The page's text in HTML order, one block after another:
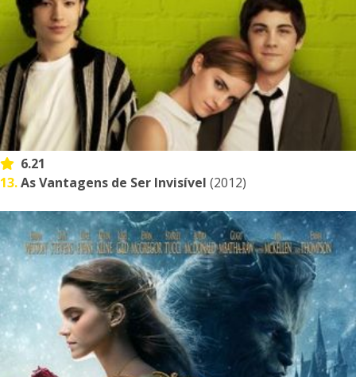
6.21
13.As Vantagens de Ser Invisível (2012)